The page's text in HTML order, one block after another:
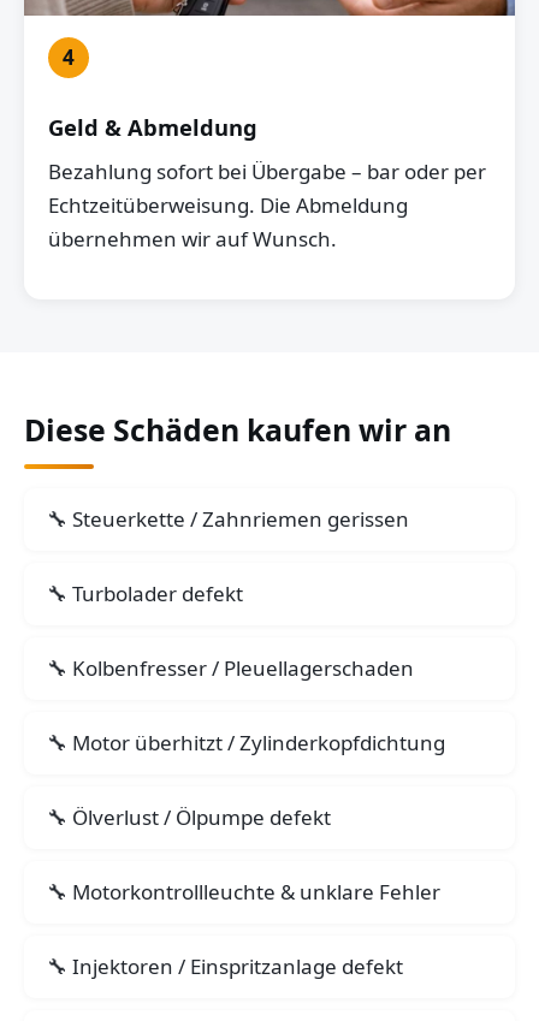
4
Geld & Abmeldung
Bezahlung sofort bei Übergabe – bar oder per
Echtzeitüberweisung. Die Abmeldung
übernehmen wir auf Wunsch.
Diese Schäden kaufen wir an
Steuerkette / Zahnriemen gerissen
Turbolader defekt
Kolbenfresser / Pleuellagerschaden
Motor überhitzt / Zylinderkopfdichtung
Ölverlust / Ölpumpe defekt
Motorkontrollleuchte & unklare Fehler
Injektoren / Einspritzanlage defekt